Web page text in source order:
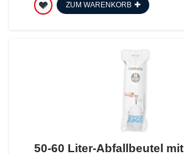
ZUM WARENKORB
50-60 Liter-Abfallbeutel mit